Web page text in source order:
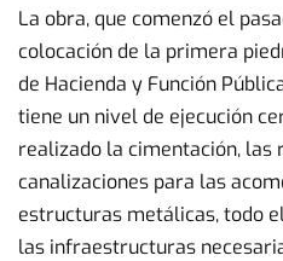
La obra, que comenzó el
colocación de la primera
de Hacienda y Función
tiene un nivel de ejecución
realizado la cimentación, las
canalizaciones para las
estructuras metálicas, todo
las infraestructuras